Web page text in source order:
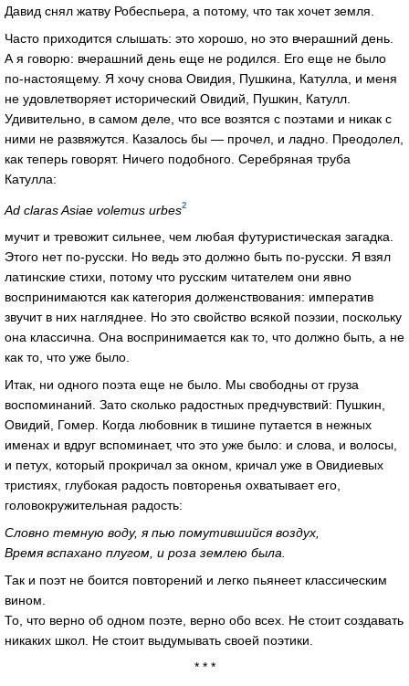
Давид снял жатву Робеспьера, а потому, что так хочет земля.
Часто приходится слышать: это хорошо, но это вчерашний день.
А я говорю: вчерашний день еще не родился. Его еще не было
по-настоящему. Я хочу снова Овидия, Пушкина, Катулла, и меня
не удовлетворяет исторический Овидий, Пушкин, Катулл.
Удивительно, в самом деле, что все возятся с поэтами и никак с
ними не развяжутся. Казалось бы — прочел, и ладно. Преодолел,
как теперь говорят. Ничего подобного. Серебряная труба
Катулла:
Ad claras Asiae volemus urbes2
мучит и тревожит сильнее, чем любая футуристическая загадка.
Этого нет по-русски. Но ведь это должно быть по-русски. Я взял
латинские стихи, потому что русским читателем они явно
воспринимаются как категория долженствования: императив
звучит в них нагляднее. Но это свойство всякой поэзии, поскольку
она классична. Она воспринимается как то, что должно быть, а не
как то, что уже было.
Итак, ни одного поэта еще не было. Мы свободны от груза
воспоминаний. Зато сколько радостных предчувствий: Пушкин,
Овидий, Гомер. Когда любовник в тишине путается в нежных
именах и вдруг вспоминает, что это уже было: и слова, и волосы,
и петух, который прокричал за окном, кричал уже в Овидиевых
тристиях, глубокая радость повторенья охватывает его,
головокружительная радость:
Словно темную воду, я пью помутившийся воздух,
Время вспахано плугом, и роза землею была.
Так и поэт не боится повторений и легко пьянеет классическим
вином.
То, что верно об одном поэте, верно обо всех. Не стоит создавать
никаких школ. Не стоит выдумывать своей поэтики.
* * *